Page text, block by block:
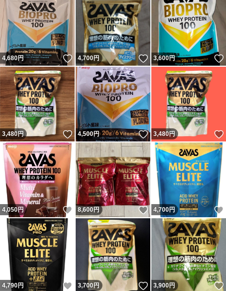
4,680円 いいね！
4,700円 いいね！
3,600円
3,480円 いいね！
4,500円 いいね！
3,480円
4,050円 いいね！
8,600円 いいね！
4,700円
4,790円 いいね！
3,700円 いいね！
3,900円